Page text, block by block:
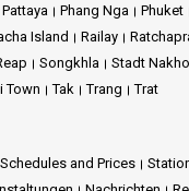
Pattaya Phang Nga
Phuket
Island Railay
Songkhla
Stadt
Town Tak Trang Trat
Schedules and Prices